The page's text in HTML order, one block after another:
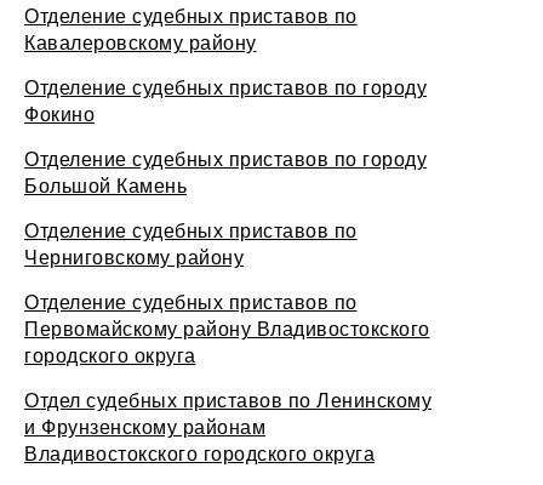
Отделение судебных приставов по
Кавалеровскому району
Отделение судебных приставов по городу
Фокино
Отделение судебных приставов по городу
Большой Камень
Отделение судебных приставов по
Черниговскому району
Отделение судебных приставов по
Первомайскому району Владивостокского
городского округа
Отдел судебных приставов по Ленинскому
и Фрунзенскому районам
Владивостокского городского округа